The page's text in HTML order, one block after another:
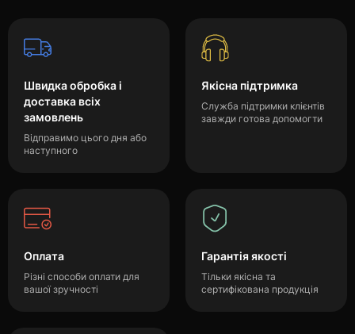
Швидка обробка і
доставка всіх
замовлень
Відправимо цього дня або
наступного
Якісна підтримка
Служба підтримки клієнтів
завжди готова допомогти
Оплата
Різні способи оплати для
вашої зручності
Гарантія якості
Тільки якісна та
сертифікована продукція